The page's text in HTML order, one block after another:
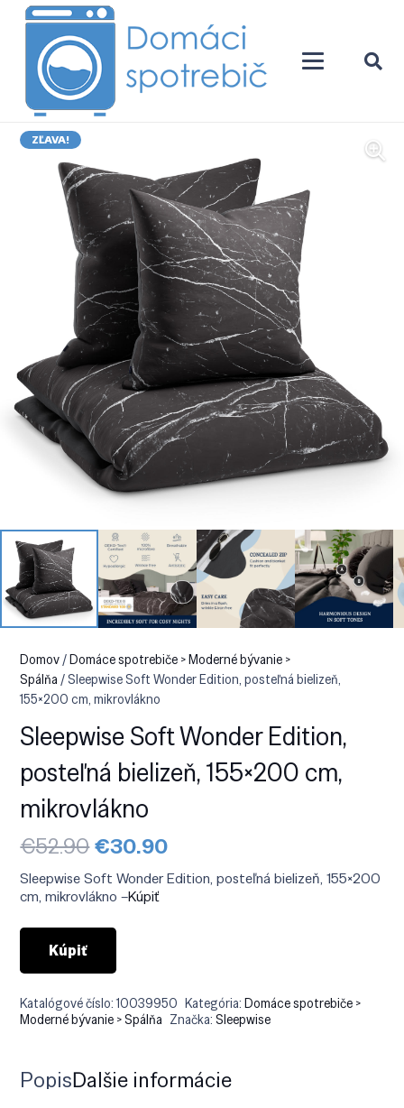
ZĽAVA!
Domov/Domáce spotrebiče > Moderné bývanie >
Spálňa / Sleepwise Soft Wonder Edition, posteľná bielizeň,
155×200 cm, mikrovlákno
Sleepwise Soft Wonder Edition,
posteľná bielizeň, 155×200 cm,
mikrovlákno
€52.90Pôvodná
cena
bola:
€52.90.
€30.90Aktuálna
je:
Sleepwise Soft Wonder Edition, posteľná bielizeň, 155×200
cm, mikrovlákno –Kúpiť
Kúpiť
Katalógové číslo:10039950 Kategória:Domáce spotrebiče >
Moderné bývanie > Spálňa Značka:Sleepwise
PopisĎalšie informácie